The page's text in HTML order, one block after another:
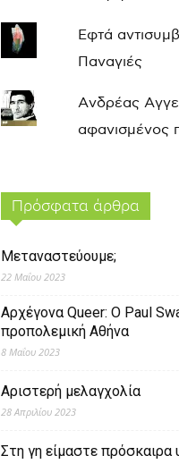
Εφτά
Παναγιές
Ανδρέας
αφανισμένος
Πρόσφατα άρθρα
Μεταναστεύουμε;
22 Μαΐου 2023
Αρχέγονα Queer: O Paul
προπολεμική Αθήνα
8 Μαΐου 2023
Αριστερή μελαγχολία
28 Απριλίου 2023
Στη γη είμαστε πρόσκαιρα